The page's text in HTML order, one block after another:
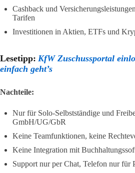
Cashback und
Tarifen
Investitionen in Aktien, ETFs und
Lesetipp: KfW Zuschussportal
einfach geht’s
Nachteile:
Nur für Solo-Selbstständige und
GmbH/UG/GbR
Keine Teamfunktionen, keine
Keine Integration mit
Support nur per Chat, Telefon nur für